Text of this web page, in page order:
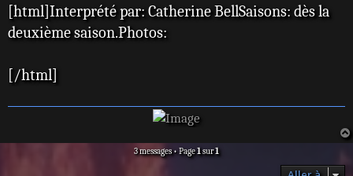
s
a
e
[html]Interprété par: Catherine BellSaisons: dès la
deuxième saison.Photos:
[/html]
3 messages • Page1sur1